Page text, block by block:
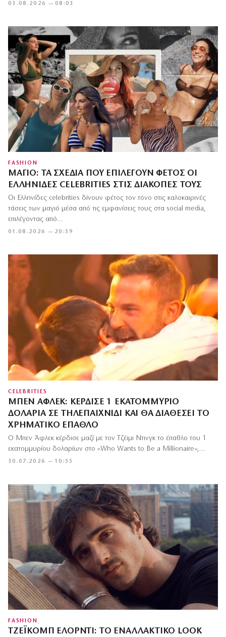
03.08.2026 — 08:03
FASHION
ΜΑΓΙΌ: ΤΑ ΣΧΈΔΙΑ ΠΟΥ ΕΠΙΛΈΓΟΥΝ ΦΈΤΟΣ ΟΙ
ΕΛΛΗΝΊΔΕΣ CELEBRITIES ΣΤΙΣ ΔΙΑΚΟΠΈΣ ΤΟΥΣ
01.08.2026 — 20:59
Οι Ελληνίδες celebrities δίνουν φέτος τον τόνο στις καλοκαιρινές
τάσεις των μαγιό μέσα από τις εμφανίσεις τους στα social media,
επιλέγοντας από…
CELEBRITIES
ΜΠΕΝ ΆΦΛΕΚ: ΚΈΡΔΙΣΕ 1 ΕΚΑΤΟΜΜΎΡΙΟ
ΔΟΛΆΡΙΑ ΣΕ ΤΗΛΕΠΑΙΧΝΊΔΙ ΚΑΙ ΘΑ ΔΙΑΘΈΣΕΙ ΤΟ
ΧΡΗΜΑΤΙΚΌ ΈΠΑΘΛΟ
30.07.2026 — 10:55
Ο Μπεν Άφλεκ κέρδισε μαζί με τον Τζέιμι Ντινγκ το έπαθλο του 1
εκατομμυρίου δολαρίων στο «Who Wants to Be a Millionaire»,…
FASHION
ΤΖΈΙΚΟΜΠ ΕΛΌΡΝΤΙ: ΤΟ ΕΝΑΛΛΑΚΤΙΚΌ LOOK